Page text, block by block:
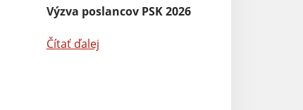
Výzva poslancov PSK 2026
Čítať ďalej